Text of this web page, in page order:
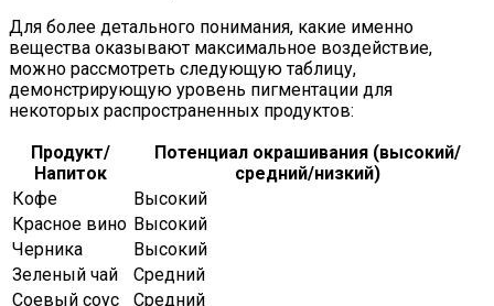
Для более детального понимания, какие именно
вещества оказывают максимальное воздействие,
можно рассмотреть следующую таблицу,
демонстрирующую уровень пигментации для
некоторых распространенных продуктов:
Продукт/
Напиток
Потенциал окрашивания (высокий/
средний/низкий)
Кофе
Высокий
Красное вино Высокий
Черника
Высокий
Зеленый чай
Средний
Соевый соус
Средний